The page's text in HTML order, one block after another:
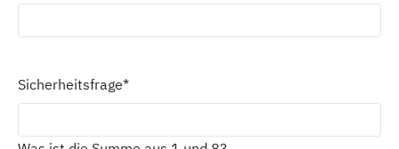
Sicherheitsfrage*